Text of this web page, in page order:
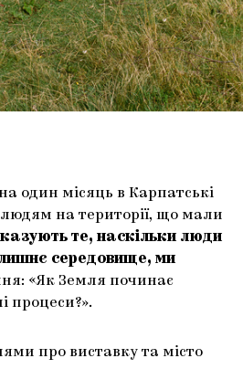
один місяць в Карпатські
на території, що мали
те, наскільки люди
середовище, ми
«Як Земля починає
процеси?».
про виставку та місто